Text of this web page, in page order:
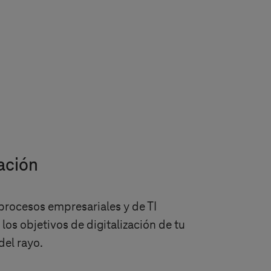
empresariales y de TI
objetivos de digitalización de tu
rayo.